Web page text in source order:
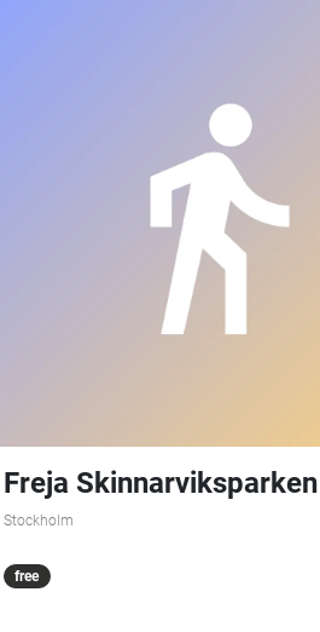
Freja
Stockholm
free